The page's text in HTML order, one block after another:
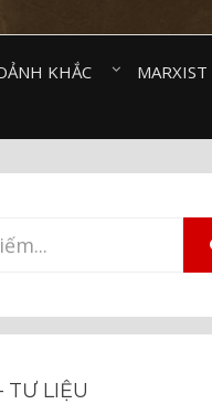
KHẮC⠀
MARXIST⠀
TƯ LIỆU